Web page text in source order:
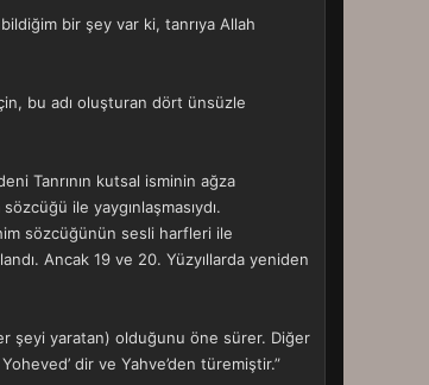
bir şey var ki, tanrıya Allah
bu adı oluşturan dört ünsüzle
Tanrının kutsal isminin ağza
ile yaygınlaşmasıydı.
sözcüğünün sesli harfleri ile
Ancak 19 ve 20. Yüzyıllarda yeniden
şeyi yaratan) olduğunu öne sürer. Diğer
dir ve Yahve’den türemiştir.”